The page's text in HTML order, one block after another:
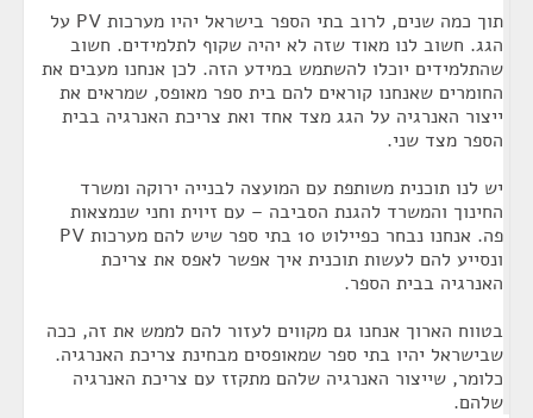
תוך כמה שנים, לרוב בתי הספר בישראל יהיו מערכות PV על
הגג. חשוב לנו מאוד שזה לא יהיה שקוף לתלמידים. חשוב
שהתלמידים יוכלו להשתמש במידע הזה. לכן אנחנו מעבים את
החומרים שאנחנו קוראים להם בית ספר מאופס, שמראים את
ייצור האנרגיה על הגג מצד אחד ואת צריכת האנרגיה בבית
הספר מצד שני.
יש לנו תוכנית משותפת עם המועצה לבנייה ירוקה ומשרד
החינוך והמשרד להגנת הסביבה – עם זיוית וחני שנמצאות
פה. אנחנו נבחר כפיילוט 10 בתי ספר שיש להם מערכות PV
ונסייע להם לעשות תוכנית איך אפשר לאפס את צריכת
האנרגיה בבית הספר.
בטווח הארוך אנחנו גם מקווים לעזור להם לממש את זה, ככה
שבישראל יהיו בתי ספר שמאופסים מבחינת צריכת האנרגיה.
כלומר, שייצור האנרגיה שלהם מתקזז עם צריכת האנרגיה
שלהם.